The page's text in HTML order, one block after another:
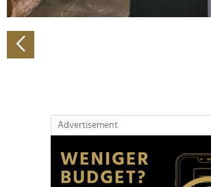
weiteren Daten zusammen, die Sie
gesammelt haben.
Advertisement